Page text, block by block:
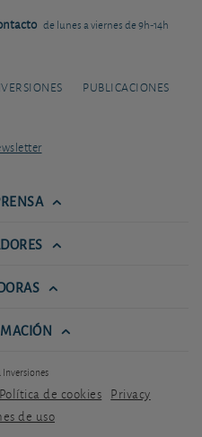
de lunes a viernes de 9h-14h
PUBLICACIONES
Política de cookies Privacy
de uso